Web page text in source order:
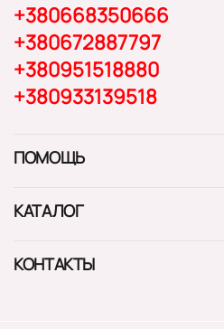
+380668350666
+380672887797
+380951518880
+380933139518
ПОМОЩЬ
КАТАЛОГ
КОНТАКТЫ